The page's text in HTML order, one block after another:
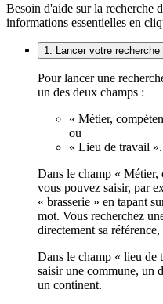
Besoin d'aide sur la recherche
informations essentielles en
1. Lancer votre recherche
Pour lancer une
un des deux champs :
« Métier,
ou
« Lieu de travail ».
Dans le champ « Métier,
vous pouvez saisir, par
« brasserie » en tapant
mot. Vous recherchez
directement sa
Dans le champ « lieu de
saisir une commune, un
un continent.